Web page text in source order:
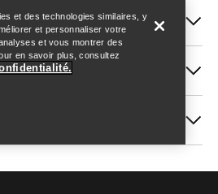
et des technologies similaires, y
et personnaliser votre
et vous montrer des
en savoir plus, consultez